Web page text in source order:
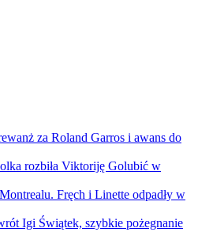
za Roland Garros i awans do
rozbiła Viktoriję Golubić w
Fręch i Linette odpadły w
Igi Świątek, szybkie pożegnanie